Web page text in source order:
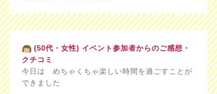
(50代・女性) イベント参加者からのご感想・
クチコミ
今日は めちゃくちゃ楽しい時間を過ごすことが
できました